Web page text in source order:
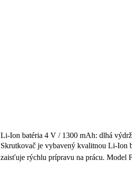
Li-Ion batéria 4 V / 1300 mAh: dlhá výdrž
Skrutkovač je vybavený kvalitnou Li-Ion
zaisťuje rýchlu prípravu na prácu. Model